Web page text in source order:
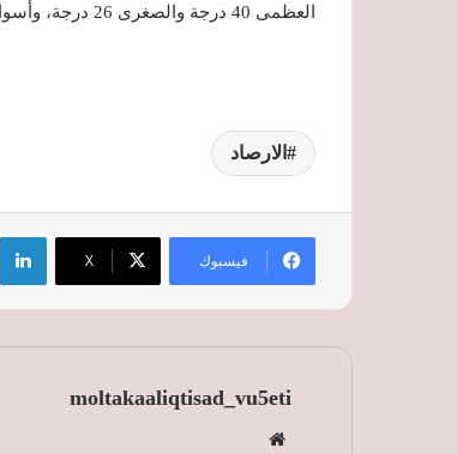
العظمى 40 درجة والصغرى 26 درجة، وأسوان العظمى 42 درجة والصغرى 28 درجة.
الارصاد
فيسبوك ‫X
moltakaaliqtisad_vu5eti